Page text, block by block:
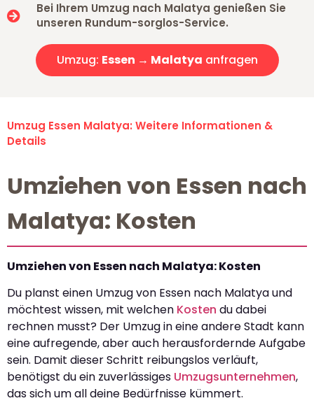
Bei Ihrem Umzug nach Malatya genießen Sie
unseren Rundum-sorglos-Service.
Umzug: Essen → Malatya anfragen
Umzug Essen Malatya: Weitere Informationen &
Details
Umziehen von Essen nach
Malatya: Kosten
Umziehen von Essen nach Malatya: Kosten
Du planst einen Umzug von Essen nach Malatya und
möchtest wissen, mit welchen Kosten du dabei
rechnen musst? Der Umzug in eine andere Stadt kann
eine aufregende, aber auch herausfordernde Aufgabe
sein. Damit dieser Schritt reibungslos verläuft,
benötigst du ein zuverlässiges Umzugsunternehmen,
das sich um all deine Bedürfnisse kümmert.